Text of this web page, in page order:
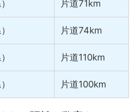
片道71km
片道74km
片道110km
片道100km